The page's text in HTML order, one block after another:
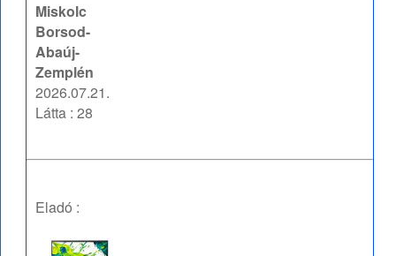
Miskolc
Borsod-
Abaúj-
Zemplén
2026.07.21.
Látta : 28
Eladó :